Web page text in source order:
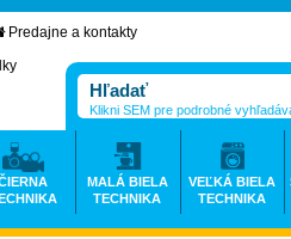
Predajne a kontakty
Klikni SEM pre podrobné
MALÁ BIELA
TECHNIKA
VEĽKÁ BIELA
TECHNIKA